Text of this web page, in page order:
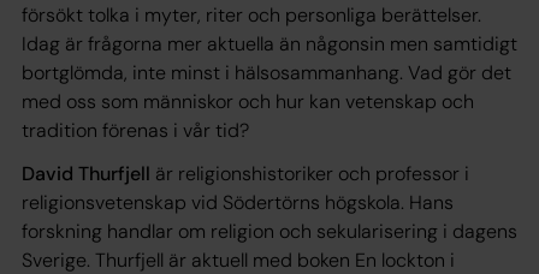
försökt tolka i myter, riter och personliga berättelser.
Idag är frågorna mer aktuella än någonsin men samtidigt
bortglömda, inte minst i hälsosammanhang. Vad gör det
med oss som människor och hur kan vetenskap och
tradition förenas i vår tid?
David Thurfjell är religionshistoriker och professor i
religionsvetenskap vid Södertörns högskola. Hans
forskning handlar om religion och sekularisering i dagens
Sverige. Thurfjell är aktuell med boken En lockton i